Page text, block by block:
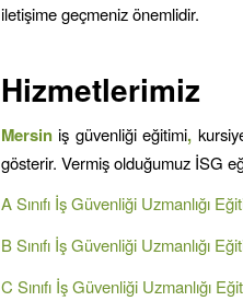
iletişime geçmeniz önemlidir.
Hizmetlerimiz
Mersiniş güvenliği eğitimi,
gösterir. Vermiş olduğumuz İSG
A Sınıfı İş Güvenliği Uzmanlığı
B Sınıfı İş Güvenliği Uzmanlığı
C Sınıfı İş Güvenliği Uzmanlığı